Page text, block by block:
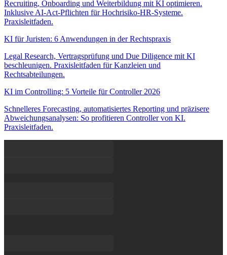
Recruiting, Onboarding und Weiterbildung mit KI optimieren.
Inklusive AI-Act-Pflichten für Hochrisiko-HR-Systeme.
Praxisleitfaden.
KI für Juristen: 6 Anwendungen in der Rechtspraxis
Legal Research, Vertragsprüfung und Due Diligence mit KI
beschleunigen. Praxisleitfaden für Kanzleien und
Rechtsabteilungen.
KI im Controlling: 5 Vorteile für Controller 2026
Schnelleres Forecasting, automatisiertes Reporting und präzisere
Abweichungsanalysen: So profitieren Controller von KI.
Praxisleitfaden.